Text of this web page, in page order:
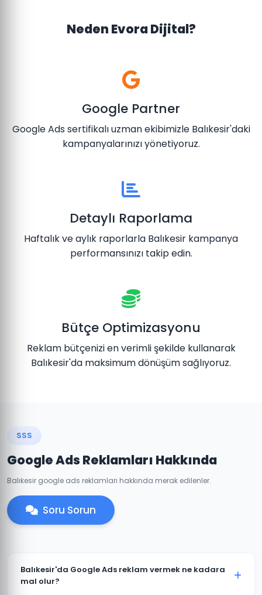
Neden Evora Dijital?
Google Partner
Google Ads sertifikalı uzman ekibimizle Balıkesir'daki
kampanyalarınızı yönetiyoruz.
Detaylı Raporlama
Haftalık ve aylık raporlarla Balıkesir kampanya
performansınızı takip edin.
Bütçe Optimizasyonu
Reklam bütçenizi en verimli şekilde kullanarak
Balıkesir'da maksimum dönüşüm sağlıyoruz.
SSS
Google Ads Reklamları Hakkında
Balıkesir google ads reklamları hakkında merak edilenler.
Soru Sorun
Balıkesir'da Google Ads reklam vermek ne kadara
mal olur?